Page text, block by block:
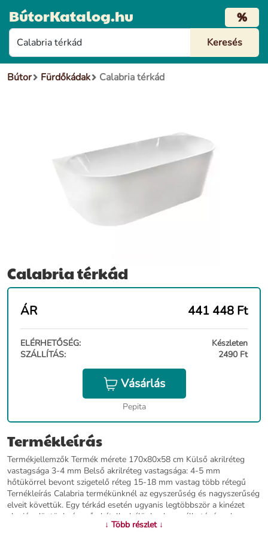
BútorKatalog.hu %
Bútor Fürdőkádak Calabria térkád
Calabria térkád
ÁR 441 448 Ft
ELÉRHETŐSÉG:
Készleten
SZÁLLÍTÁS:
2490 Ft
Vásárlás
Pepita
Termékleírás
Termékjellemzők Termék mérete 170x80x58 cm Külső akrilréteg
vastagsága 3-4 mm Belső akrilréteg vastagsága: 4-5 mm
hőtükörrel bevont szigetelő réteg 15-18 mm vastag több rétegű
Ternékleírás Calabria termékünknél az egyszerűség és nagyszerűség
elveit követtük. Egy térkád esetén ugyanis legtöbbször a kinézet
alapján döntünk, és erős kétellyel élünk a használhatósággal
szemben.A masszív, kétrétegű konstrukciónak köszönhetően nincs
↓ Több részlet ↓